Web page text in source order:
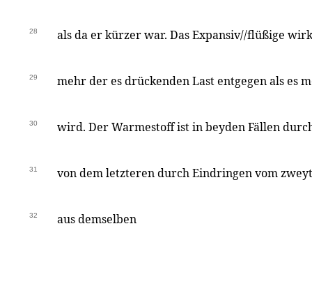
28 als da er kürzer war. Das Expansiv//flüßige
29 mehr der es drückenden Last entgegen als es
30 wird. Der Warmestoff ist in beyden Fällen
31 von dem letzteren durch Eindringen vom
32 aus demselben